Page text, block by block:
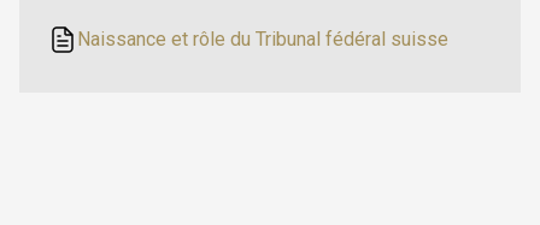
Naissance et rôle du Tribunal fédéral suisse